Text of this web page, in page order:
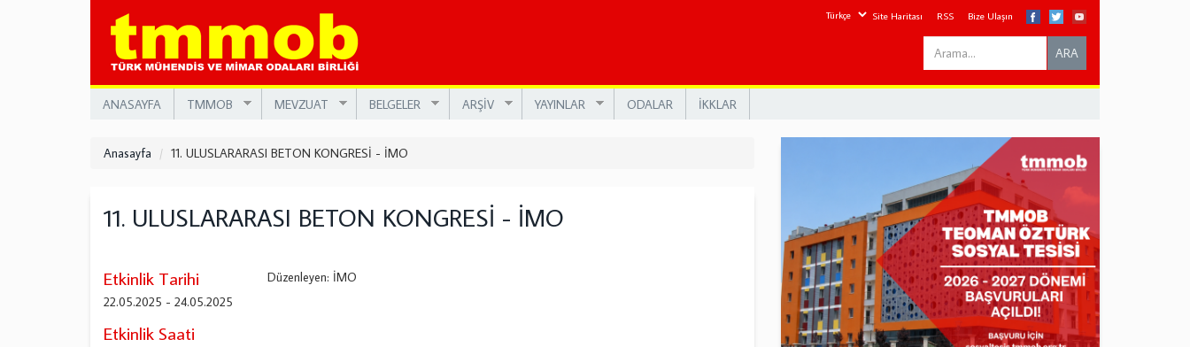
Site Haritası RSS Bize Ulaşın
Search
this
ARA
ANASAYFA TMMOB MEVZUAT BELGELER ARŞİV YAYINLAR ODALAR İKKLAR
Anasayfa 11. ULUSLARARASI BETON KONGRESİ - İMO
11. ULUSLARARASI BETON KONGRESİ - İMO
Etkinlik Tarihi
22.05.2025 - 24.05.2025
Etkinlik Saati
Düzenleyen: İMO